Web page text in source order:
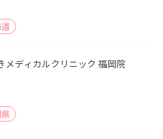
メディカルクリニック 福岡院